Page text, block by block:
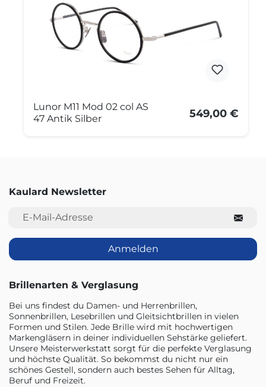
Lunor M11 Mod 02 col AS
47 Antik Silber
549,00 €
Kaulard Newsletter
E-Mail-Adresse
Anmelden
Brillenarten & Verglasung
Bei uns findest du Damen- und Herrenbrillen,
Sonnenbrillen, Lesebrillen und Gleitsichtbrillen in vielen
Formen und Stilen. Jede Brille wird mit hochwertigen
Markengläsern in deiner individuellen Sehstärke geliefert.
Unsere Meisterwerkstatt sorgt für die perfekte Verglasung
und höchste Qualität. So bekommst du nicht nur ein
schönes Gestell, sondern auch bestes Sehen für Alltag,
Beruf und Freizeit.